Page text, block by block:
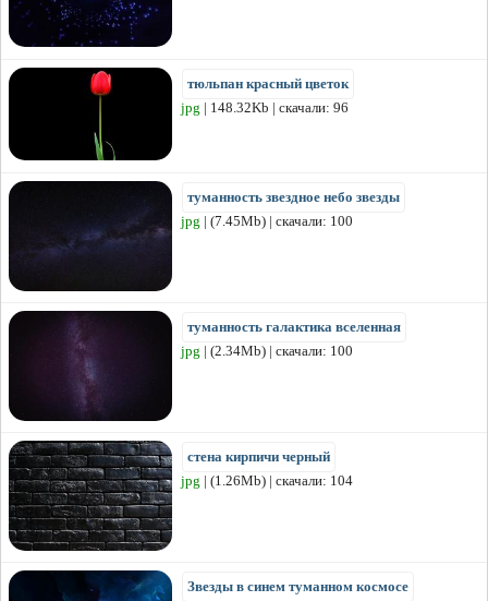
тюльпан красный цветок
jpg | 148.32Kb | скачали: 96
туманность звездное небо звезды
jpg | (7.45Mb) | скачали: 100
туманность галактика вселенная
jpg | (2.34Mb) | скачали: 100
стена кирпичи черный
jpg | (1.26Mb) | скачали: 104
Звезды в синем туманном космосе